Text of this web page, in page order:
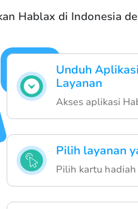
Hablax di Indonesia
Unduh
Layanan
Akses aplikasi
Pilih layanan
Pilih kartu